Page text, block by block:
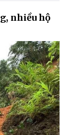
nhiều hộ